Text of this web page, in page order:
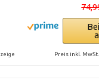
Preis inkl.